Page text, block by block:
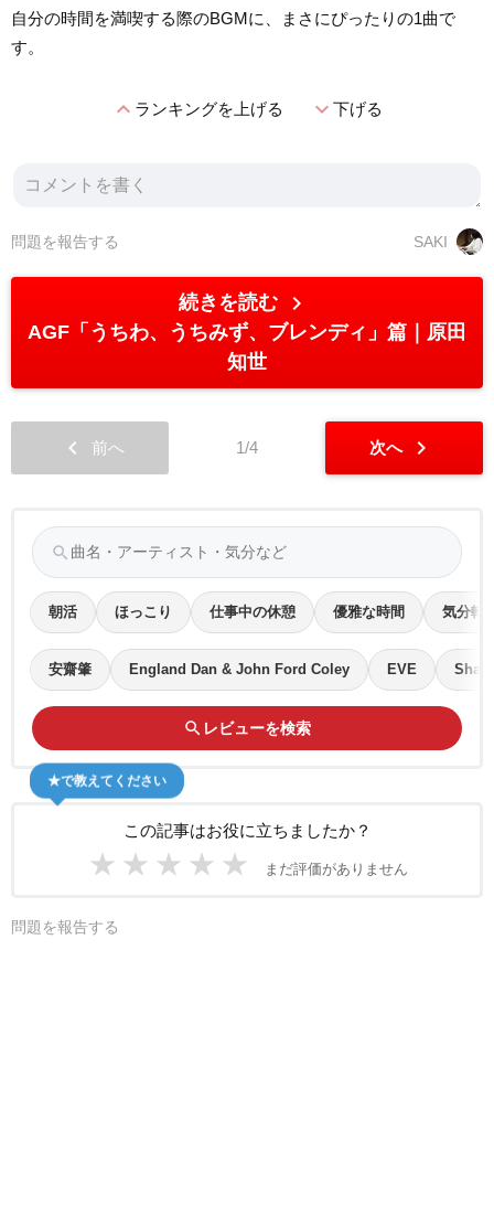
自分の時間を満喫する際のBGMに、まさにぴったりの1曲で
す。
expand_lessランキングを上げる expand_more下げる
SAKI
問題を報告する
続きを読む chevron_right
AGF「うちわ、うちみず、ブレンディ」篇
原田
知世
chevron_left 前へ 1/4 次へ chevron_right
search
朝活 ほっこり 仕事中の休憩 優雅な時間 気分転
安齋肇 England Dan & John Ford Coley EVE
search レビューを検索
この記事はお役に立ちましたか？
★ ★ ★ ★ ★ まだ評価がありません
★で教えてください
問題を報告する